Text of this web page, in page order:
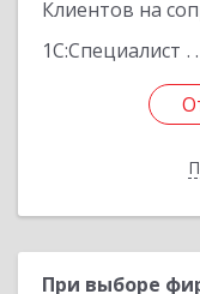
Клиентов на
1С:Специалист
При выборе